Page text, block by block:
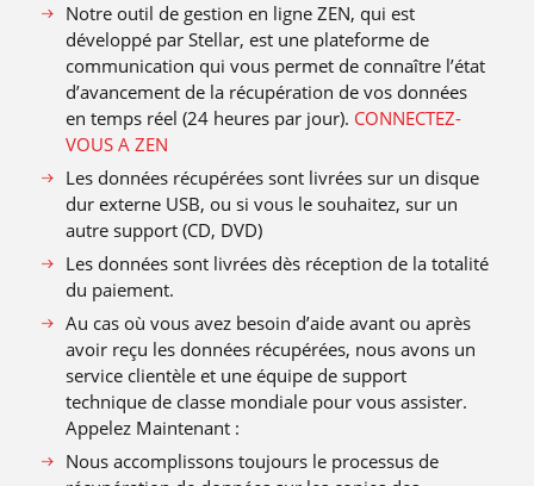
Notre outil de gestion en ligne ZEN, qui est
développé par Stellar, est une plateforme de
communication qui vous permet de connaître l’état
d’avancement de la récupération de vos données
en temps réel (24 heures par jour). CONNECTEZ-
VOUS A ZEN
Les données récupérées sont livrées sur un disque
dur externe USB, ou si vous le souhaitez, sur un
autre support (CD, DVD)
Les données sont livrées dès réception de la totalité
du paiement.
Au cas où vous avez besoin d’aide avant ou après
avoir reçu les données récupérées, nous avons un
service clientèle et une équipe de support
technique de classe mondiale pour vous assister.
Appelez Maintenant :
Nous accomplissons toujours le processus de